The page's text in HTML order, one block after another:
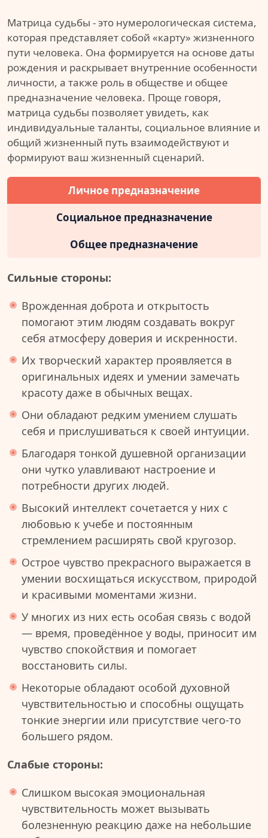
Матрица судьбы - это нумерологическая система,
которая представляет собой «карту» жизненного
пути человека. Она формируется на основе даты
рождения и раскрывает внутренние особенности
личности, а также роль в обществе и общее
предназначение человека. Проще говоря,
матрица судьбы позволяет увидеть, как
индивидуальные таланты, социальное влияние и
общий жизненный путь взаимодействуют и
формируют ваш жизненный сценарий.
Личное предназначение
Социальное предназначение
Общее предназначение
Сильные стороны:
Врожденная доброта и открытость
помогают этим людям создавать вокруг
себя атмосферу доверия и искренности.
Их творческий характер проявляется в
оригинальных идеях и умении замечать
красоту даже в обычных вещах.
Они обладают редким умением слушать
себя и прислушиваться к своей интуиции.
Благодаря тонкой душевной организации
они чутко улавливают настроение и
потребности других людей.
Высокий интеллект сочетается у них с
любовью к учебе и постоянным
стремлением расширять свой кругозор.
Острое чувство прекрасного выражается в
умении восхищаться искусством, природой
и красивыми моментами жизни.
У многих из них есть особая связь с водой
— время, проведённое у воды, приносит им
чувство спокойствия и помогает
восстановить силы.
Некоторые обладают особой духовной
чувствительностью и способны ощущать
тонкие энергии или присутствие чего-то
большего рядом.
Слабые стороны:
Слишком высокая эмоциональная
чувствительность может вызывать
болезненную реакцию даже на небольшие